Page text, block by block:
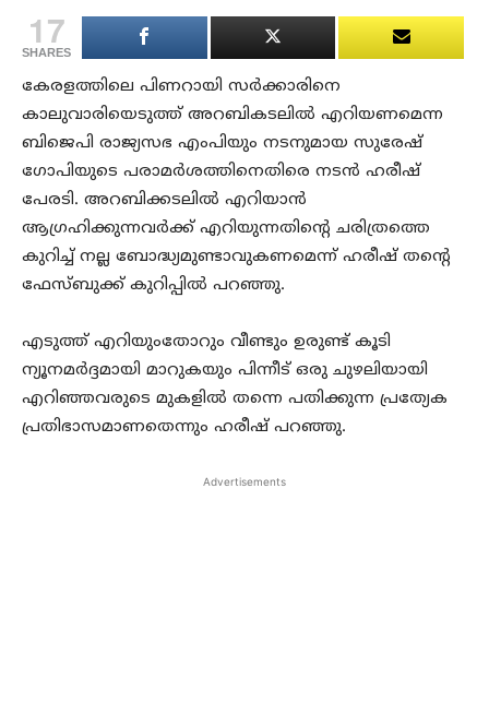
17
SHARES
കേരളത്തിലെ പിണറായി സർക്കാരിനെ
കാലുവാരിയെടുത്ത് അറബികടലിൽ എറിയണമെന്ന
ബിജെപി രാജ്യസഭ എംപിയും നടനുമായ സുരേഷ്
ഗോപിയുടെ പരാമർശത്തിനെതിരെ നടൻ ഹരീഷ്
പേരടി. അറബിക്കടലിൽ എറിയാൻ
ആഗ്രഹിക്കുന്നവർക്ക് എറിയുന്നതിന്റെ ചരിത്രത്തെ
കുറിച്ച് നല്ല ബോദ്ധ്യമുണ്ടാവുകണമെന്ന് ഹരീഷ് തന്റെ
ഫേസ്ബുക്ക് കുറിപ്പിൽ പറഞ്ഞു.
എടുത്ത് എറിയുംതോറും വീണ്ടും ഉരുണ്ട് കൂടി
ന്യൂനമർദ്ദമായി മാറുകയും പിന്നീട് ഒരു ചുഴലിയായി
എറിഞ്ഞവരുടെ മുകളിൽ തന്നെ പതിക്കുന്ന പ്രത്യേക
പ്രതിഭാസമാണതെന്നും ഹരീഷ് പറഞ്ഞു.
Advertisements